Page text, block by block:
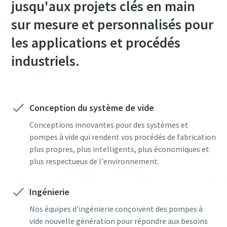
jusqu'aux projets clés en main
sur mesure et personnalisés pour
les applications et procédés
industriels.
Conception du système de vide
Conceptions innovantes pour des systèmes et
pompes à vide qui rendent vos procédés de fabrication
plus propres, plus intelligents, plus économiques et
plus respectueux de l'environnement.
Ingénierie
Nos équipes d'ingénierie conçoivent des pompes à
vide nouvelle génération pour répondre aux besoins
Pays
Rue
Code postal
Demande
Pays
Rue
Code postal
Demande
Pays
Rue
Code postal
Demande
Pays
Rue
Code postal
Demande
Pays
Rue
Code postal
Demande
Pays
Rue
Code postal
Demande